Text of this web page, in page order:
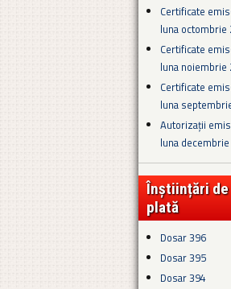
Certificate
luna octombrie
Certificate
luna noiembrie
Certificate
luna
Autorizații
luna
Înștiințări de
plată
Dosar 396
Dosar 395
Dosar 394